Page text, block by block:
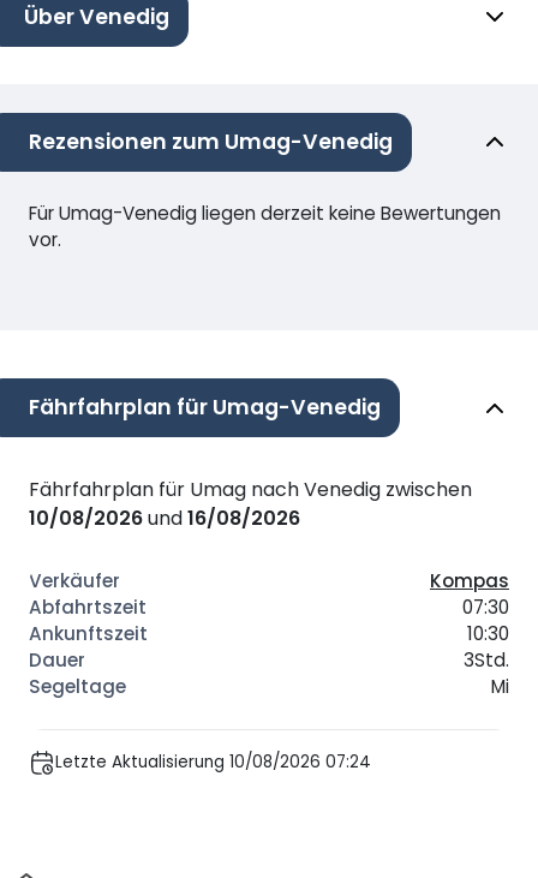
Über Venedig
Rezensionen zum Umag-Venedig
Für Umag-Venedig liegen derzeit keine Bewertungen
vor.
Fährfahrplan für Umag-Venedig
Fährfahrplan für Umag nach Venedig zwischen
10/08/2026und16/08/2026
Kompas
07:30
10:30
3Std.
Mi
Letzte Aktualisierung 10/08/2026 07:24